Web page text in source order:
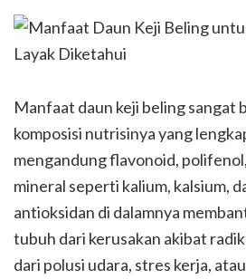
Manfaat daun keji beling sangat
komposisi nutrisinya yang
mengandung flavonoid,
mineral seperti kalium, kalsium,
antioksidan di dalamnya
tubuh dari kerusakan akibat
dari polusi udara, stres kerja,